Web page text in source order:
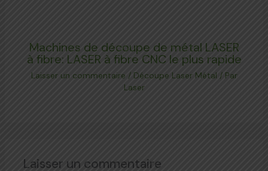
Machines de découpe de métal LASER
à fibre: LASER à fibre CNC le plus rapide
Laisser un commentaire / Découpe Laser Métal / Par
Laser
Laisser un commentaire